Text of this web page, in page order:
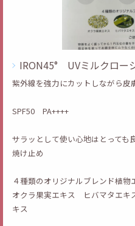
IRON45° UVミルクロー
紫外線を強力にカットしながら皮
SPF50 PA++++
サラッとして使い心地はとっても
焼け止め
４種類のオリジナルブレンド植物
オクラ果実エキス ヒバマタエ
キス